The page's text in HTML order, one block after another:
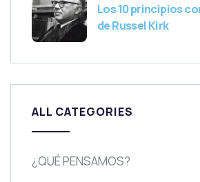
Los 10 principios
de Russel Kirk
ALL CATEGORIES
¿QUÉ PENSAMOS?